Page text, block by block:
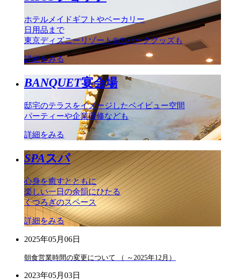
ホテルメイドギフトやベーカリー
日用品まで
東京ディズニーリゾート®のパークグッズも
詳細をみる
BANQUET宴会場
邸宅のテラスをイメージしたベイビュー空間
パーティーや企業研修なども
詳細をみる
SPAスパ
心身を癒すとともに
楽しい一日の余韻にひたる
くつろぎのスペース
詳細をみる
2025年05月06日
朝食営業時間の変更について （ ～2025年12月）
2023年05月03日